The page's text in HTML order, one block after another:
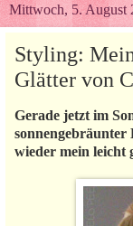
Mittwoch, 5. August
Styling:
Glätter von
Gerade jetzt im
wieder mein leicht